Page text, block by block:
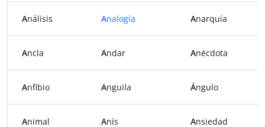
Análisis Analogía Anarquía
Ancla Andar Anécdota
Anfibio Anguila Ángulo
Animal Anís Ansiedad